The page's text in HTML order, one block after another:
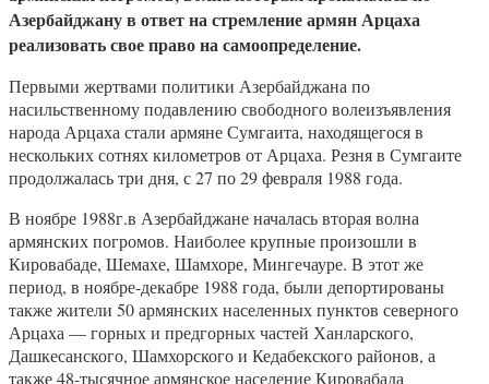
Азербайджану в ответ на стремление армян Арцаха
реализовать свое право на самоопределение.
Первыми жертвами политики Азербайджана по
насильственному подавлению свободного волеизъявления
народа Арцаха стали армяне Сумгаита, находящегося в
нескольких сотнях километров от Арцаха. Резня в Сумгаите
продолжалась три дня, с 27 по 29 февраля 1988 года.
В ноябре 1988г.в Азербайджане началась вторая волна
армянских погромов. Наиболее крупные произошли в
Кировабаде, Шемахе, Шамхоре, Мингечауре. В этот же
период, в ноябре-декабре 1988 года, были депортированы
также жители 50 армянских населенных пунктов северного
Арцаха — горных и предгорных частей Ханларского,
Дашкесанского, Шамхорского и Кедабекского районов, а
также 48-тысячное армянское население Кировабада